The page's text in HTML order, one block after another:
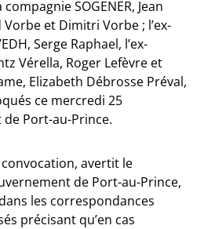
SOGENER, Jean
et Dimitri Vorbe ; l’ex-
Serge Raphael, l’ex-
Vérella, Roger Lefèvre et
Elizabeth Débrosse Préval,
ce mercredi 25
Port-au-Prince.
convocation, avertit le
de Port-au-Prince,
les correspondances
précisant qu’en cas